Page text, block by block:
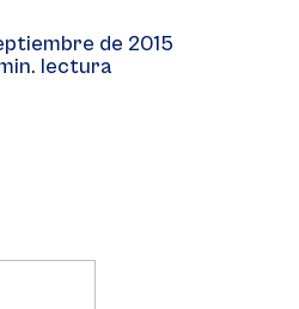
de 2015
lectura